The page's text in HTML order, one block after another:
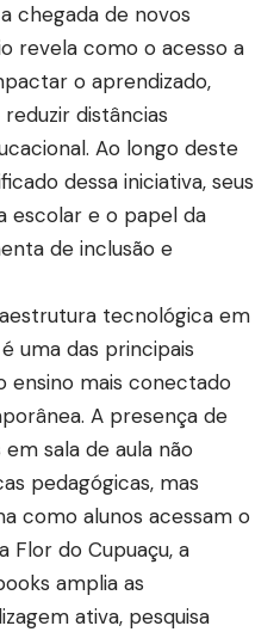
chegada de novos
revela como o acesso a
o aprendizado,
distâncias
Ao longo deste
dessa iniciativa, seus
escolar e o papel da
de inclusão e
tecnológica em
uma das principais
ensino mais conectado
A presença de
sala de aula não
pedagógicas, mas
como alunos acessam o
Flor do Cupuaçu, a
amplia as
ativa, pesquisa